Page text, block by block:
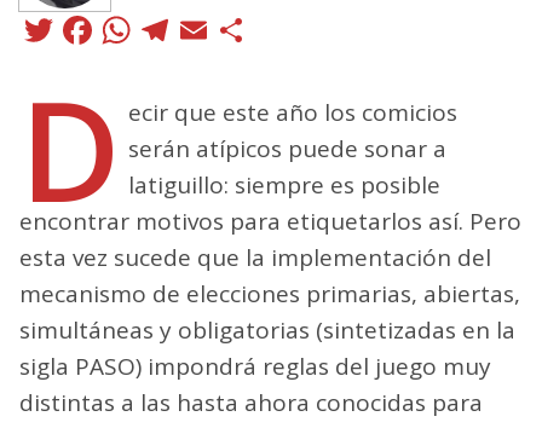
Twitter
Facebook
WhatsApp
Telegram
Email
D ecir que este año los comicios
serán atípicos puede sonar a
latiguillo: siempre es posible
encontrar motivos para etiquetarlos así. Pero
esta vez sucede que la implementación del
mecanismo de elecciones primarias, abiertas,
simultáneas y obligatorias (sintetizadas en la
sigla PASO) impondrá reglas del juego muy
distintas a las hasta ahora conocidas para